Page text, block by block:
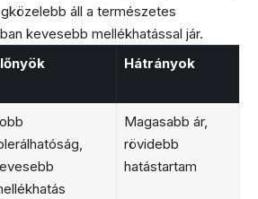
áll a természetes
kevesebb mellékhatással jár.
Hátrányok
Magasabb ár,
rövidebb
hatástartam